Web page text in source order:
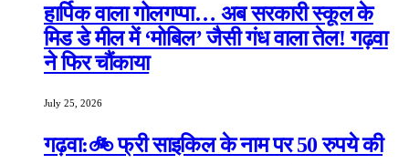
हार्पिक वाला गोलगप्पा… अब सरकारी स्कूल के
मिड डे मील में ‘मोबिल’ जैसी गंध वाला तेल! गढ़वा
ने फिर चौंकाया
July 25, 2026
गढ़वा:🚲 फ्री साइकिल के नाम पर 50 रुपये की